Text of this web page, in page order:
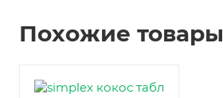
Похожие товары